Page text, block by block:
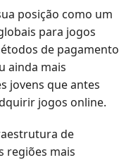
posição como um
para jogos
de pagamento
ainda mais
jovens que antes
jogos online.
de
regiões mais